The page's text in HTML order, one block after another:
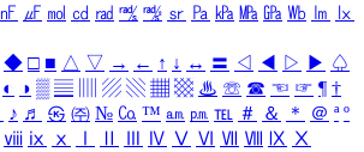
㎋ ㎌ ㏖ ㏅ ㎭ ㎮ ㎯ ㏛ ㎩ ㎪ ㎫ ㎬ ㏝ ㏐
㏓
◆ □ ■ △ ▽ → ← ↑ ↓ ↔ 〓 ◁ ◀ ▷ ▶ ♤
◐ ◑ ▒ ▤ ▨ ▧ ▦ ▩ ♨ ☏ ☎ ☜ ☞ ¶ †
♪ ♬ ㉿ ㈜ № ㏇ ™ ㏂ ㏘ ℡ ＃ ＆ ＊ ＠ ª º
ⅷ ⅸ ⅹ Ⅳ Ⅴ Ⅵ Ⅶ Ⅷ Ⅸ Ⅹ